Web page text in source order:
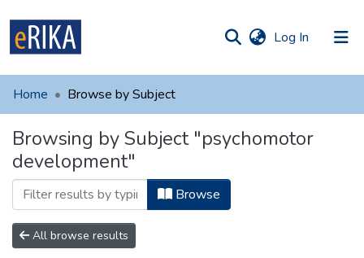
Log In (current)
UAFM
For authors
Help
Contact
Home Browse by Subject
Browsing by Subject "psychomotor
development"
Browse
All browse results